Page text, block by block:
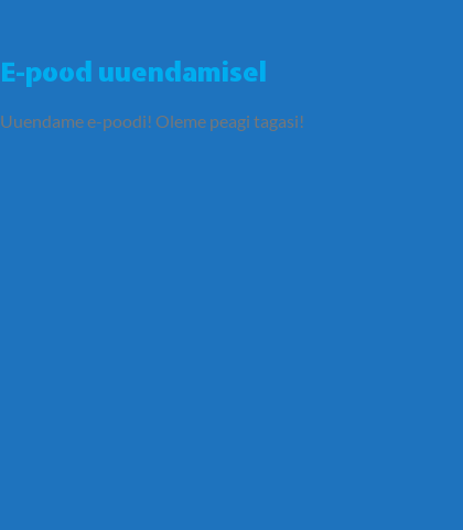
E-pood uuendamisel
Uuendame e-poodi! Oleme peagi tagasi!